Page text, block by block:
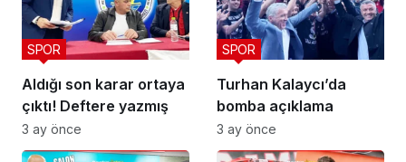
Aldığı son karar ortaya
çıktı! Deftere yazmış
SPOR
3 ay önce
Turhan Kalaycı’da
bomba açıklama
SPOR
3 ay önce